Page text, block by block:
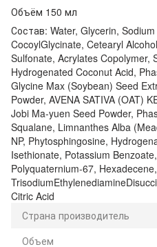
Объём 150 мл
Состав: Water, Glycerin,
CocoylGlycinate, Cetearyl
Sulfonate, Acrylates Copolymer,
Hydrogenated Coconut Acid,
Glycine Max (Soybean) Seed
Powder, AVENA SATIVA (OAT)
Jobi Ma-yuen Seed Powder,
Squalane, Limnanthes Alba
NP, Phytosphingosine,
Isethionate, Potassium
Polyquaternium-67,
Citric Acid
Страна производитель
Объем